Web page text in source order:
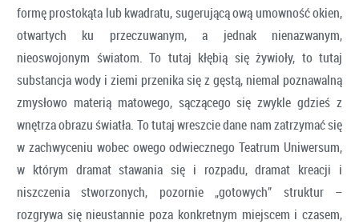
formę prostokąta lub kwadratu, sugerującą ową umowność okien,
otwartych ku przeczuwanym, a jednak nienazwanym,
nieoswojonym światom. To tutaj kłębią się żywioły, to tutaj
substancja wody i ziemi przenika się z gęstą, niemal poznawalną
zmysłowo materią matowego, sączącego się zwykle gdzieś z
wnętrza obrazu światła. To tutaj wreszcie dane nam zatrzymać się
w zachwyceniu wobec owego odwiecznego Teatrum Uniwersum,
w którym dramat stawania się i rozpadu, dramat kreacji i
niszczenia stworzonych, pozornie „gotowych” struktur –
rozgrywa się nieustannie poza konkretnym miejscem i czasem,